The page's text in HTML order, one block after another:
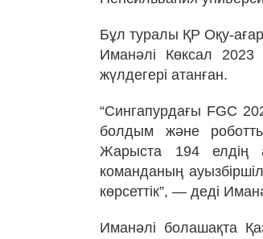
Бұл туралы ҚР Оқу-
Иманәлі Көксал
жүлдегері атанған.
“Сингапурдағы FGC
болдым және роботты
Жарыста 194 елдің
команданың
көрсеттік”, — деді
Иманәлі болашақта